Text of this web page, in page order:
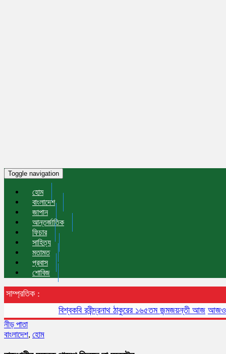
Toggle navigation
হোম
বাংলাদেশ
জাপান
আন্তর্জাতিক
ফিচার
সাহিত্য
মতামত
প্রবাস
শোবিজ
সাম্প্রতিক :
বিশ্বকবি রবীন্দ্রনাথ ঠাকুরের ১৬৫তম জন্মজয়ন্তী আজ আজও
নীড় পাতা
বাংলাদেশ, হোম